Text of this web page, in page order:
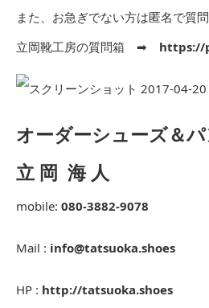
また、お急ぎでない方は匿名で質
立岡靴工房の質問箱 ➡︎ https://
オーダーシューズ＆
立 岡 海 人
mobile: 080-3882-9078
Mail : info@tatsuoka.shoes
HP : http://tatsuoka.shoes